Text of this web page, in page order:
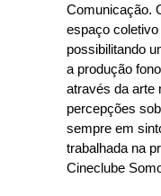
Comunicação.
espaço
possibilitando
a produção
através da arte
percepções
sempre em
trabalhada na
Cineclube